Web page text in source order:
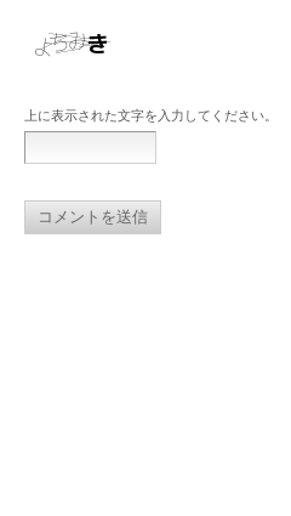
上に表示された文字を入力してください。